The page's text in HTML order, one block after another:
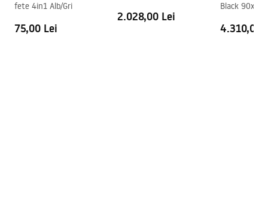
fete 4in1 Alb/Gri
75,00 Lei
2.028,00 Lei
Black 90x90
4.310,00